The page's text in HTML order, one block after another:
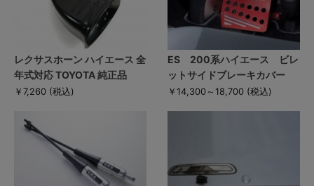
レクサスホーン ハイエース 全
年式対応 TOYOTA 純正品
￥7,260 (税込)
ES 200系ハイエース ビレ
ットサイドブレーキカバー
￥14,300～18,700 (税込)